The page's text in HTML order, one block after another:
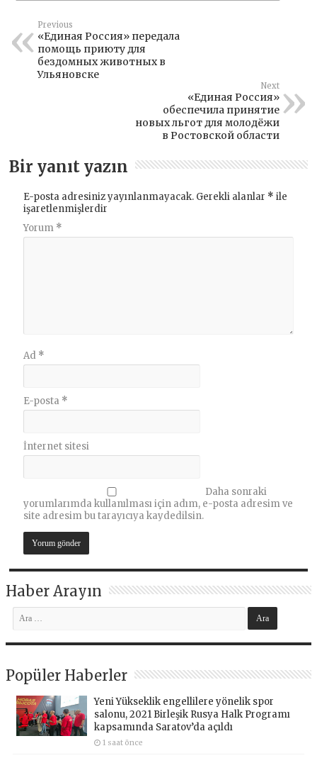
Previous
«Единая Россия» передала
помощь приюту для
бездомных животных в
Ульяновске
Next
«Единая Россия»
обеспечила принятие
новых льгот для молодёжи
в Ростовской области
Bir yanıt yazın
E-posta adresiniz yayınlanmayacak. Gerekli alanlar * ile
işaretlenmişlerdir
Yorum *
Ad *
E-posta *
İnternet sitesi
Daha sonraki
yorumlarımda kullanılması için adım, e-posta adresim ve
site adresim bu tarayıcıya kaydedilsin.
Haber Arayın
Popüler Haberler
Yeni Yükseklik engellilere yönelik spor
salonu, 2021 Birleşik Rusya Halk Programı
kapsamında Saratov’da açıldı
1 saat önce